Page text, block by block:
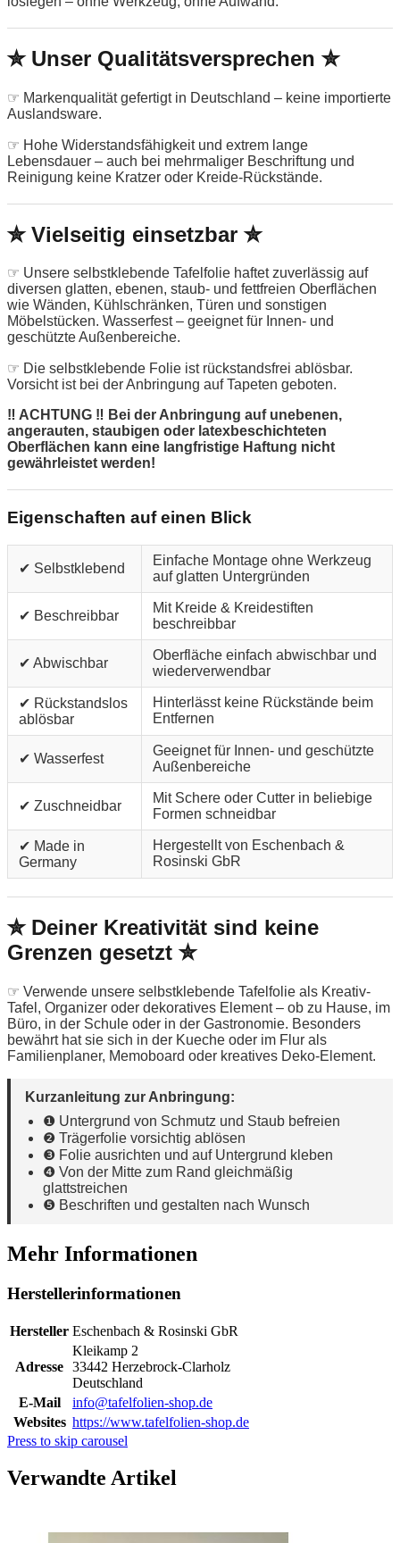
✮ Unser Qualitätsversprechen ✮
☞ Markenqualität gefertigt in Deutschland – keine importierte
Auslandsware.
☞ Hohe Widerstandsfähigkeit und extrem lange
Lebensdauer – auch bei mehrmaliger Beschriftung und
Reinigung keine Kratzer oder Kreide-Rückstände.
✮ Vielseitig einsetzbar ✮
☞ Unsere selbstklebende Tafelfolie haftet zuverlässig auf
diversen glatten, ebenen, staub- und fettfreien Oberflächen
wie Wänden, Kühlschränken, Türen und sonstigen
Möbelstücken. Wasserfest – geeignet für Innen- und
geschützte Außenbereiche.
☞ Die selbstklebende Folie ist rückstandsfrei ablösbar.
Vorsicht ist bei der Anbringung auf Tapeten geboten.
‼ ACHTUNG ‼ Bei der Anbringung auf unebenen,
angerauten, staubigen oder latexbeschichteten
Oberflächen kann eine langfristige Haftung nicht
gewährleistet werden!
Eigenschaften auf einen Blick
✔ Selbstklebend
Einfache Montage ohne Werkzeug
auf glatten Untergründen
✔ Beschreibbar
Mit Kreide & Kreidestiften
beschreibbar
✔ Abwischbar
Oberfläche einfach abwischbar und
wiederverwendbar
✔ Rückstandslos
ablösbar
Hinterlässt keine Rückstände beim
Entfernen
✔ Wasserfest
Geeignet für Innen- und geschützte
Außenbereiche
✔ Zuschneidbar
Mit Schere oder Cutter in beliebige
Formen schneidbar
✔ Made in
Germany
Hergestellt von Eschenbach &
Rosinski GbR
✮ Deiner Kreativität sind keine
Grenzen gesetzt ✮
☞ Verwende unsere selbstklebende Tafelfolie als Kreativ-
Tafel, Organizer oder dekoratives Element – ob zu Hause, im
Büro, in der Schule oder in der Gastronomie. Besonders
bewährt hat sie sich in der Kueche oder im Flur als
Familienplaner, Memoboard oder kreatives Deko-Element.
Kurzanleitung zur Anbringung:
❶ Untergrund von Schmutz und Staub befreien
❷ Trägerfolie vorsichtig ablösen
❸ Folie ausrichten und auf Untergrund kleben
❹ Von der Mitte zum Rand gleichmäßig
glattstreichen
❺ Beschriften und gestalten nach Wunsch
Mehr Informationen
Herstellerinformationen
Hersteller Eschenbach & Rosinski GbR
Adresse
Kleikamp 2
33442 Herzebrock-Clarholz
Deutschland
E-Mail
info@tafelfolien-shop.de
Websites https://www.tafelfolien-shop.de
Press to skip carousel
Verwandte Artikel